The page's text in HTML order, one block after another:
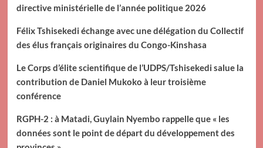
directive ministérielle de l’année politique 2026
Félix Tshisekedi échange avec une délégation du Collectif
des élus français originaires du Congo-Kinshasa
Le Corps d’élite scientifique de l’UDPS/Tshisekedi salue la
contribution de Daniel Mukoko à leur troisième
conférence
RGPH-2 : à Matadi, Guylain Nyembo rappelle que « les
données sont le point de départ du développement des